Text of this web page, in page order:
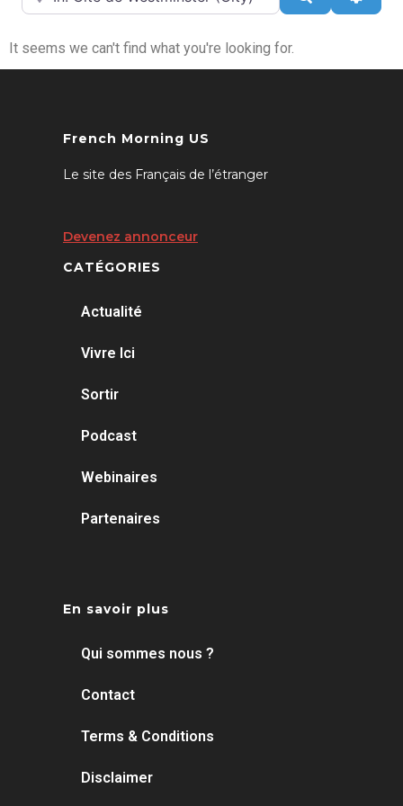
It seems we can't find what you're looking for.
French Morning US
Le site des Français de l’étranger
Devenez annonceur
CATÉGORIES
Actualité
Vivre Ici
Sortir
Podcast
Webinaires
Partenaires
En savoir plus
Qui sommes nous ?
Contact
Terms & Conditions
Disclaimer